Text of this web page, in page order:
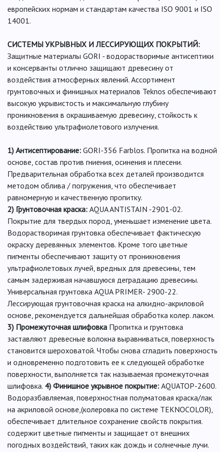
европейских нормам и стандартам качества ISO 9001 и ISO
14001.
СИСТЕМЫ УКРЫВНЫХ И ЛЕССИРУЮЩИХ ПОКРЫТИЙ:
Защитные материалы GORI - водорастворимые антисептики
и консерванты отлично защищают древесину от
воздействия атмосферных явлений. Ассортимент
грунтовочных и финишных материалов Teknos обеспечивают
высокую укрывистость и максимальную глубину
проникновения в окрашиваемую древесину, стойкость к
воздействию ультрафиолетового излучения.
1) Антисептирование: GORI-356 Farblos. Пропитка на водной
основе, состав против гниения, осинения и плесени.
Предварительная обработка всех деталей производится
методом облива / погружения, что обеспечивает
равномерную и качественную пропитку.
2) Грунтовочная краска: AQUA ANTISTAIN -2901-02.
Покрытие для твердых пород, уменьшает изменение цвета.
Водорастворимая грунтовка обеспечивает фактическую
окраску деревянных элементов. Кроме того цветные
пигменты обеспечивают защиту от проникновения
ультрафиолетовых лучей, вредных для древесины, тем
самым задерживая начавшуюся деградацию древесины.
Универсальная грунтовка AQUA PRIMER- 2900-22.
Лессирующая грунтовочная краска на алкидно-акриловой
основе, рекомендуется дальнейшая обработка колер. лаком.
3) Промежуточная шлифовка Пропитка и грунтовка
заставляют древесные волокна выравниваться, поверхность
становится шероховатой. Чтобы снова сгладить поверхность
и одновременно подготовить ее к следующей обработке
поверхности, выполняется так называемая промежуточная
шлифовка. 4) Финишное укрывное покрытие: AQUATOP-2600.
Водоразбавляемая, поверхностная полуматовая краска/лак
на акриловой основе,(колеровка по системе TEKNOСOLOR),
обеспечивает длительное сохранение свойств покрытия.
содержит цветные пигменты и защищает от внешних
погодных воздействий, таких как дождь и солнечные лучи.